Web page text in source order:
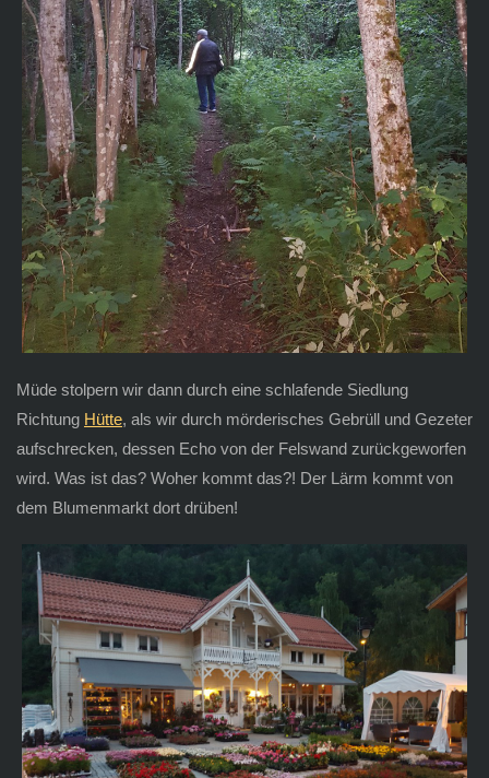
Müde stolpern wir dann durch eine schlafende Siedlung
Richtung Hütte, als wir durch mörderisches Gebrüll und Gezeter
aufschrecken, dessen Echo von der Felswand zurückgeworfen
wird. Was ist das? Woher kommt das?! Der Lärm kommt von
dem Blumenmarkt dort drüben!